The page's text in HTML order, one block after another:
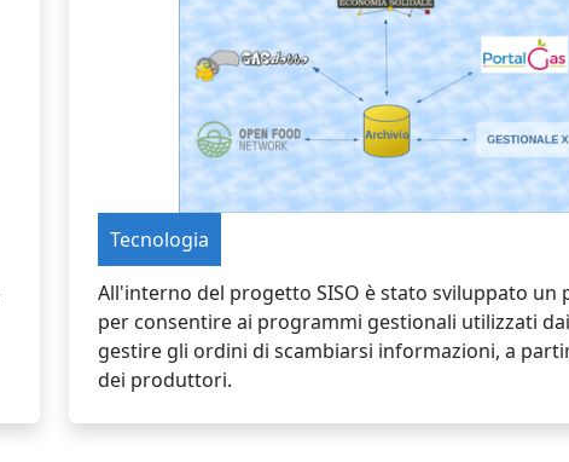
Tecnologia
All'interno del progetto SISO è stato sviluppato un
per consentire ai programmi gestionali utilizzati
gestire gli ordini di scambiarsi informazioni, a
dei produttori.